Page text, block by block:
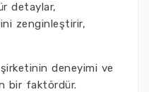
detaylar,
zenginleştirir,
deneyimi ve
bir faktördür.